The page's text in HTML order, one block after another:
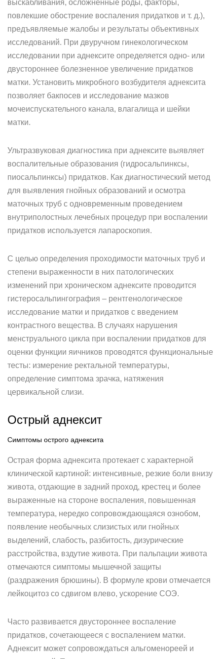
выскабливания, осложненные роды, факторы,
повлекшие обострение воспаления придатков и т. д.),
предъявляемые жалобы и результаты объективных
исследований. При двуручном гинекологическом
исследовании при аднексите определяется одно- или
двустороннее болезненное увеличение придатков
матки. Установить микробного возбудителя аднексита
позволяет бакпосев и исследование мазков
мочеиспускательного канала, влагалища и шейки
матки.
Ультразвуковая диагностика при аднексите выявляет
воспалительные образования (гидросальпинксы,
пиосальпинксы) придатков. Как диагностический метод
для выявления гнойных образований и осмотра
маточных труб с одновременным проведением
внутриполостных лечебных процедур при воспалении
придатков используется лапароскопия.
С целью определения проходимости маточных труб и
степени выраженности в них патологических
изменений при хроническом аднексите проводится
гистеросальпингография – рентгенологическое
исследование матки и придатков с введением
контрастного вещества. В случаях нарушения
менструального цикла при воспалении придатков для
оценки функции яичников проводятся функциональные
тесты: измерение ректальной температуры,
определение симптома зрачка, натяжения
цервикальной слизи.
Острый аднексит
Симптомы острого аднексита
Острая форма аднексита протекает с характерной
клинической картиной: интенсивные, резкие боли внизу
живота, отдающие в задний проход, крестец и более
выраженные на стороне воспаления, повышенная
температура, нередко сопровождающаяся ознобом,
появление необычных слизистых или гнойных
выделений, слабость, разбитость, дизурические
расстройства, вздутие живота. При пальпации живота
отмечаются симптомы мышечной защиты
(раздражения брюшины). В формуле крови отмечается
лейкоцитоз со сдвигом влево, ускорение СОЭ.
Часто развивается двустороннее воспаление
придатков, сочетающееся с воспалением матки.
Аднексит может сопровождаться альгоменореей и